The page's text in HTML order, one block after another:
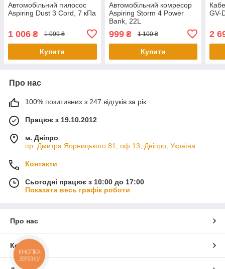
Автомобільний пилосос
Aspiring Dust 3 Cord, 7 кПа
1 006 ₴ 1 099 ₴
Купити
Автомобільний комресор
Aspiring Storm 4 Power
Bank, 22L
999₴ 1 100 ₴
Купити
GV-
2
Про нас
100% позитивних з 247 відгуків за рік
Працює з 19.10.2012
м. Дніпро
пр. Дмитра Яорницького 81, оф.13, Дніпро, Україна
Контакти
Сьогодні працює з 10:00 до 17:00
Показати весь графік роботи
Про нас
Контакти
КНОПКА
ЗВ'ЯЗКУ